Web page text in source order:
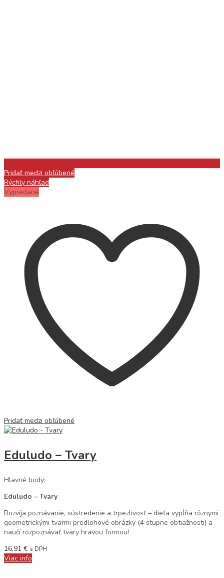
Pridať medzi obľúbené
Rýchly náhľad
Vypredané
Pridať medzi obľúbené
Eduludo – Tvary
Hlavné body:
Eduludo – Tvary
Rozvíja poznávanie, sústredenie a trpezlivosť – dieťa vypĺňa rôznymi
geometrickými tvarmi predlohové obrázky (4 stupne obtiažnosti) a
naučí rozpoznávať tvary hravou formou!
16,91 € s DPH
Viac info